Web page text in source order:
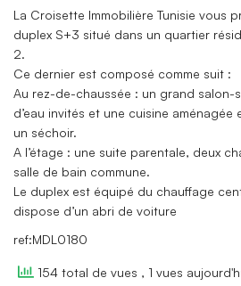
La Croisette Immobilière Tunisie vous
duplex S+3 situé dans un quartier
2.
Ce dernier est composé comme suit :
Au rez-de-chaussée : un grand salon-
d’eau invités et une cuisine
un séchoir.
A l’étage : une suite parentale, deux
salle de bain commune.
Le duplex est équipé du chauffage
dispose d’un abri de voiture
ref:MDL0180
154 total de vues , 1 vues